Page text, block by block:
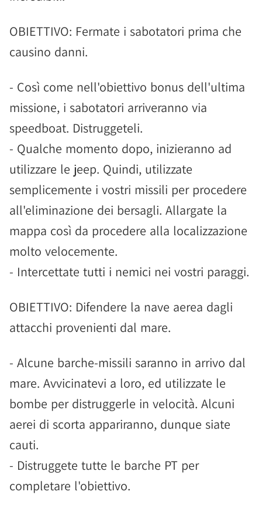
OBIETTIVO: Fermate i sabotatori prima che
causino danni.
- Così come nell'obiettivo bonus dell'ultima
missione, i sabotatori arriveranno via
speedboat. Distruggeteli.
- Qualche momento dopo, inizieranno ad
utilizzare le jeep. Quindi, utilizzate
semplicemente i vostri missili per procedere
all'eliminazione dei bersagli. Allargate la
mappa così da procedere alla localizzazione
molto velocemente.
- Intercettate tutti i nemici nei vostri paraggi.
OBIETTIVO: Difendere la nave aerea dagli
attacchi provenienti dal mare.
- Alcune barche-missili saranno in arrivo dal
mare. Avvicinatevi a loro, ed utilizzate le
bombe per distruggerle in velocità. Alcuni
aerei di scorta appariranno, dunque siate
cauti.
- Distruggete tutte le barche PT per
completare l'obiettivo.